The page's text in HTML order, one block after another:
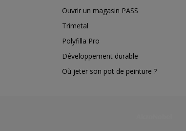
Ouvrir un magasin PASS
Trimetal
Polyfilla Pro
Développement durable
Où jeter son pot de peinture ?